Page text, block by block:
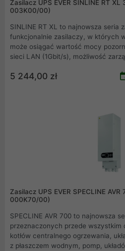
Zasilacz UPS EVER SINLINE RT
003K00/00)
SINLINE RT XL to najnowsza seria
funkcjonalnie zasilaczy, w których
może osiągać wartość mocy
sieci LAN (1Gbit/s), możliwość
wyjściowymi, podłączenia
oraz wymiany baterii przez
graficzny LCD umożliwia
5 244,00 zł
Zasilacz UPS EVER SPECLINE
000K70/00)
SPECLINE AVR 700 to najnowsza
przeznaczonych przede wszystkim
kotłów centralnego ogrzewania,
z płaszczem wodnym, pomp,